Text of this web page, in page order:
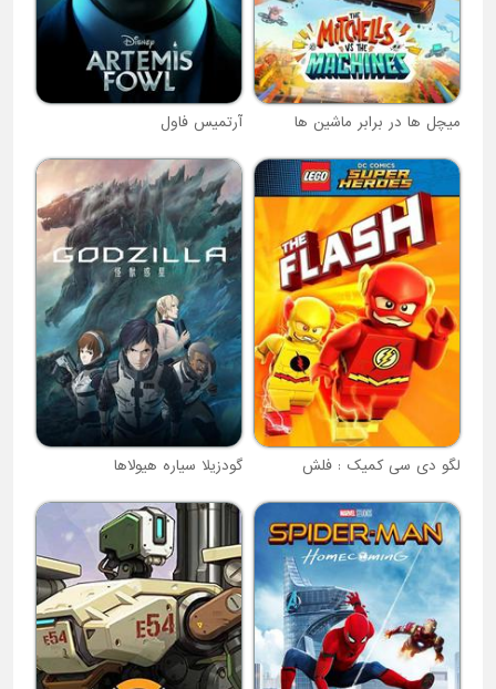
میچل ها در برابر ماشین ها آرتمیس فاول
لگو دی سی کمیک : فلش گودزیلا سیاره هیولاها